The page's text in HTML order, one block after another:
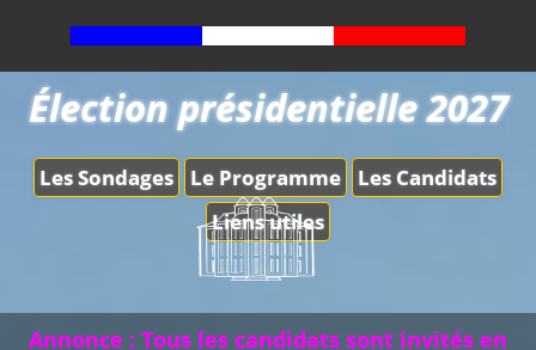
Les Sondages Le Programme
Les Candidats
Liens utiles
Élection présidentielle 2027
Annonce : Tous les candidats sont invités en